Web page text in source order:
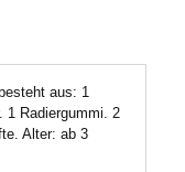
aus: 1
1 Radiergummi. 2
Alter: ab 3